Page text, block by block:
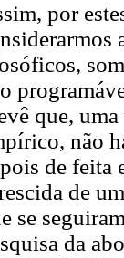
por
que,
não
de feita
de
se
da